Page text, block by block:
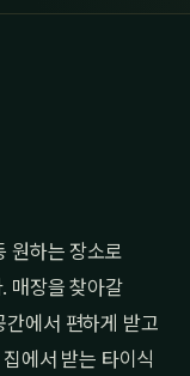
원하는 장소로
매장을 찾아갈
간에서 편하게 받고
에서 받는 타이식